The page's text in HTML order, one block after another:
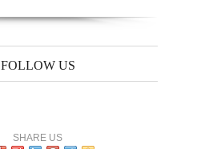
FOLLOW US
SHARE US